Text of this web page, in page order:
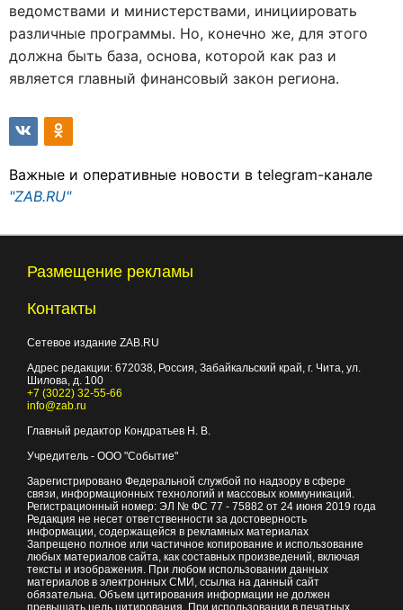
ведомствами и министерствами, инициировать
различные программы. Но, конечно же, для этого
должна быть база, основа, которой как раз и
является главный финансовый закон региона.
Важные и оперативные новости в telegram-канале
"ZAB.RU"
Размещение рекламы
Контакты
Сетевое издание ZAB.RU
Адрес редакции: 672038, Россия, Забайкальский край, г. Чита, ул.
Шилова, д. 100
+7 (3022) 32-55-66
info@zab.ru
Главный редактор Кондратьев Н. В.
Учредитель - ООО "Событие"
Зарегистрировано Федеральной службой по надзору в сфере
связи, информационных технологий и массовых коммуникаций.
Регистрационный номер: ЭЛ № ФС 77 - 75882 от 24 июня 2019 года
Редакция не несет ответственности за достоверность
информации, содержащейся в рекламных материалах
Запрещено полное или частичное копирование и использование
любых материалов сайта, как составных произведений, включая
тексты и изображения. При любом использовании данных
материалов в электронных СМИ, ссылка на данный сайт
обязательна. Объем цитирования информации не должен
превышать цель цитирования. При использовании в печатных